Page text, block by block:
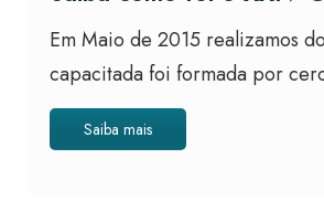
Em Maio de 2015 realizamos
capacitada foi formada por
Saiba mais